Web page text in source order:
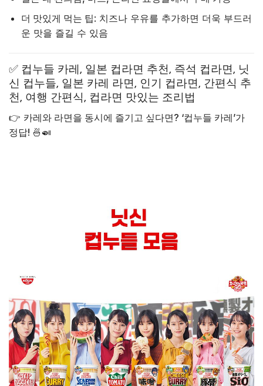
더 맛있게 먹는 팁: 치즈나 우유를 추가하면 더욱 부드러
운 맛을 즐길 수 있음
✅ 컵누들 카레, 일본 컵라면 추천, 즉석 컵라면, 닛
신 컵누들, 일본 카레 라면, 인기 컵라면, 간편식 추
천, 여행 간편식, 컵라면 맛있는 조리법
👉 카레와 라면을 동시에 즐기고 싶다면? ‘컵누들 카레’가
정답! 🍜🍛